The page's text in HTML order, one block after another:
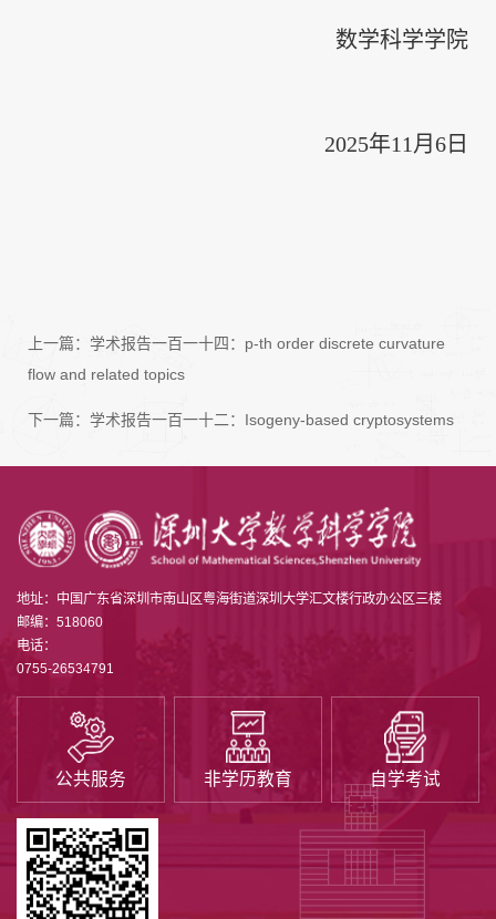
数学科学学院
2025年11月6日
上一篇： 学术报告一百一十四：p-th order discrete curvature
flow and related topics
下一篇： 学术报告一百一十二：Isogeny-based cryptosystems
地址：中国广东省深圳市南山区粤海街道深圳大学汇文楼行政办公区三楼
邮编：518060
电话：
0755-26534791
公共服务 非学历教育 自学考试